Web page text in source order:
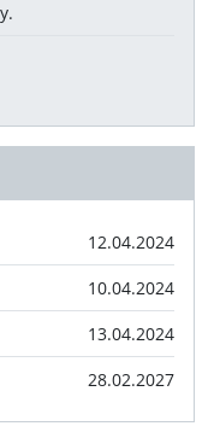
12.04.2024
10.04.2024
13.04.2024
28.02.2027